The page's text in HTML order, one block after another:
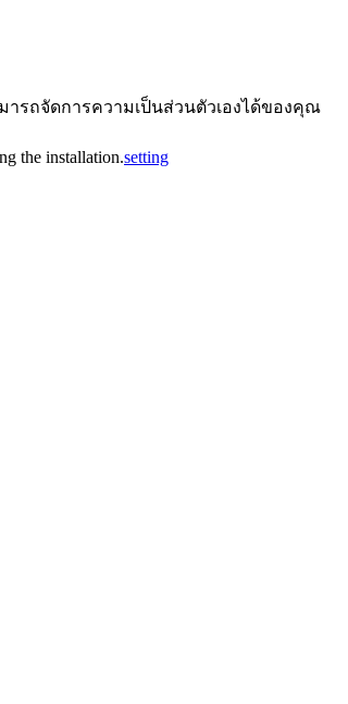
ารถจัดการความเป็นส่วนตัวเองได้ของคุณ
the installation.setting